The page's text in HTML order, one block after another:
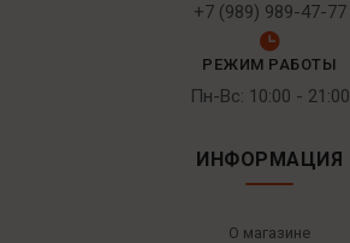
+7 (989) 989-47-77
РЕЖИМ РАБОТЫ
Пн-Вс: 10:00 - 21:00
ИНФОРМАЦИЯ
О магазине